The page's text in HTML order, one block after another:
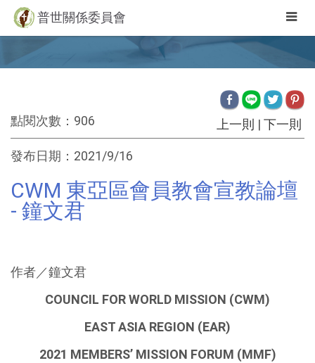
普世關係委員會
點閱次數：906 上一則 | 下一則
發布日期：2021/9/16
CWM 東亞區會員教會宣教論壇
- 鐘文君
作者／鐘文君
COUNCIL FOR WORLD MISSION (CWM)
EAST ASIA REGION (EAR)
2021 MEMBERS’ MISSION FORUM (MMF)